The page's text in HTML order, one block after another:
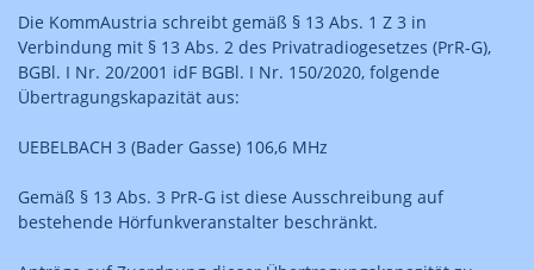
Die KommAustria schreibt gemäß § 13 Abs. 1 Z 3 in
Verbindung mit § 13 Abs. 2 des Privatradiogesetzes (PrR-G),
BGBl. I Nr. 20/2001 idF BGBl. I Nr. 150/2020, folgende
Übertragungskapazität aus:
UEBELBACH 3 (Bader Gasse) 106,6 MHz
Gemäß § 13 Abs. 3 PrR-G ist diese Ausschreibung auf
bestehende Hörfunkveranstalter beschränkt.